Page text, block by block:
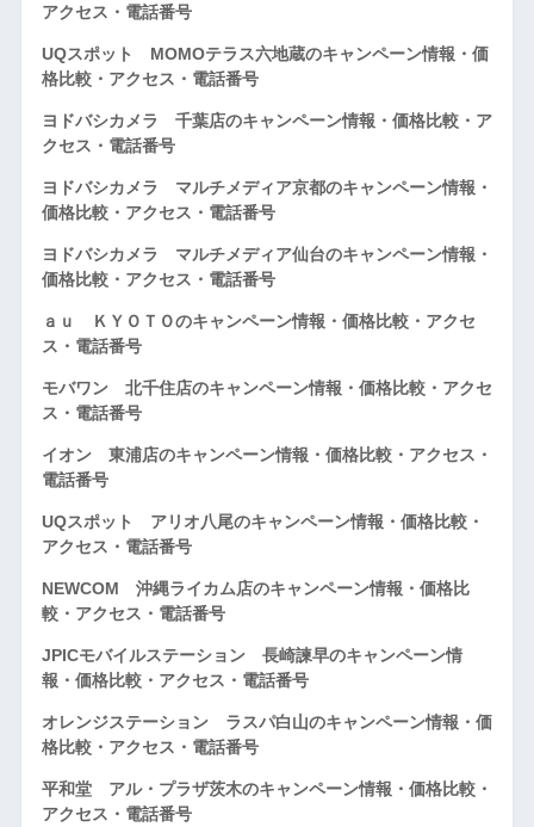
アクセス・電話番号
UQスポット MOMOテラス六地蔵のキャンペーン情報・価
格比較・アクセス・電話番号
ヨドバシカメラ 千葉店のキャンペーン情報・価格比較・ア
クセス・電話番号
ヨドバシカメラ マルチメディア京都のキャンペーン情報・
価格比較・アクセス・電話番号
ヨドバシカメラ マルチメディア仙台のキャンペーン情報・
価格比較・アクセス・電話番号
ａｕ ＫＹＯＴＯのキャンペーン情報・価格比較・アクセ
ス・電話番号
モバワン 北千住店のキャンペーン情報・価格比較・アクセ
ス・電話番号
イオン 東浦店のキャンペーン情報・価格比較・アクセス・
電話番号
UQスポット アリオ八尾のキャンペーン情報・価格比較・
アクセス・電話番号
NEWCOM 沖縄ライカム店のキャンペーン情報・価格比
較・アクセス・電話番号
JPICモバイルステーション 長崎諫早のキャンペーン情
報・価格比較・アクセス・電話番号
オレンジステーション ラスパ白山のキャンペーン情報・価
格比較・アクセス・電話番号
平和堂 アル・プラザ茨木のキャンペーン情報・価格比較・
アクセス・電話番号